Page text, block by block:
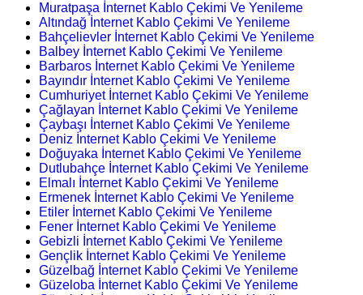
Muratpaşa İnternet Kablo Çekimi Ve Yenileme
Altındağ İnternet Kablo Çekimi Ve Yenileme
Bahçelievler İnternet Kablo Çekimi Ve Yenileme
Balbey İnternet Kablo Çekimi Ve Yenileme
Barbaros İnternet Kablo Çekimi Ve Yenileme
Bayındır İnternet Kablo Çekimi Ve Yenileme
Cumhuriyet İnternet Kablo Çekimi Ve Yenileme
Çağlayan İnternet Kablo Çekimi Ve Yenileme
Çaybaşı İnternet Kablo Çekimi Ve Yenileme
Deniz İnternet Kablo Çekimi Ve Yenileme
Doğuyaka İnternet Kablo Çekimi Ve Yenileme
Dutlubahçe İnternet Kablo Çekimi Ve Yenileme
Elmalı İnternet Kablo Çekimi Ve Yenileme
Ermenek İnternet Kablo Çekimi Ve Yenileme
Etiler İnternet Kablo Çekimi Ve Yenileme
Fener İnternet Kablo Çekimi Ve Yenileme
Gebizli İnternet Kablo Çekimi Ve Yenileme
Gençlik İnternet Kablo Çekimi Ve Yenileme
Güzelbağ İnternet Kablo Çekimi Ve Yenileme
Güzeloba İnternet Kablo Çekimi Ve Yenileme